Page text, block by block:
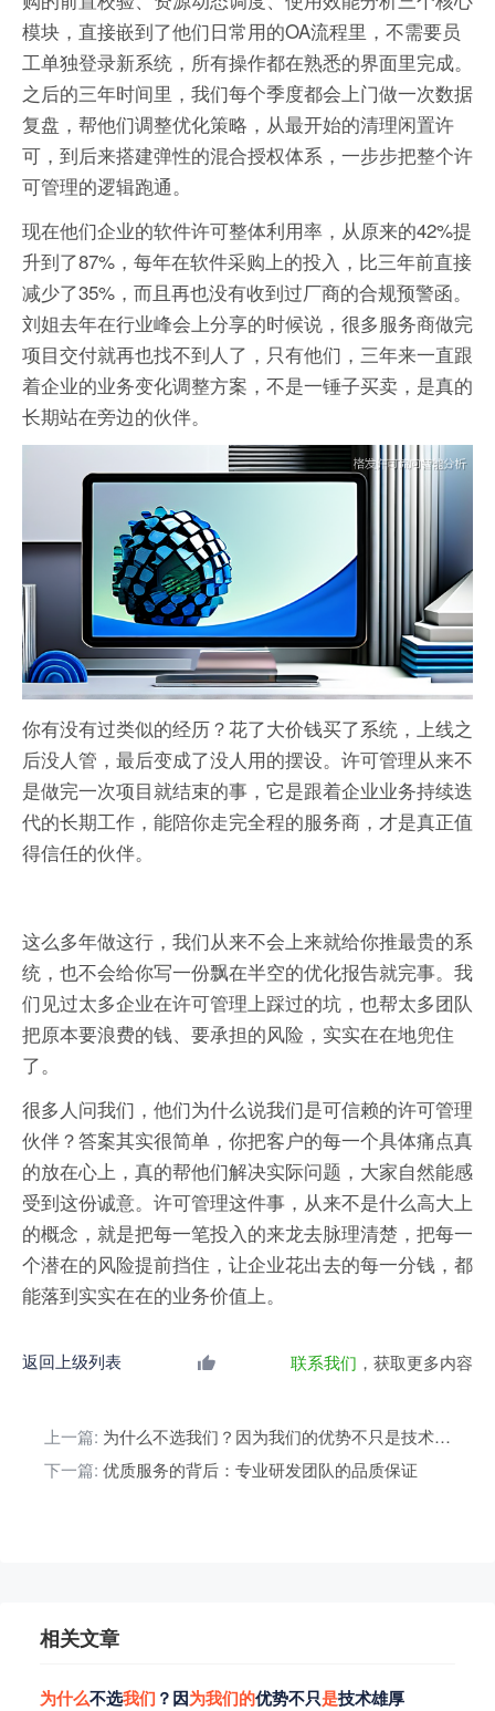
模块，直接嵌到了他们日常用的OA流程里，不需要员
工单独登录新系统，所有操作都在熟悉的界面里完成。
之后的三年时间里，我们每个季度都会上门做一次数据
复盘，帮他们调整优化策略，从最开始的清理闲置许
可，到后来搭建弹性的混合授权体系，一步步把整个许
可管理的逻辑跑通。
现在他们企业的软件许可整体利用率，从原来的42%提
升到了87%，每年在软件采购上的投入，比三年前直接
减少了35%，而且再也没有收到过厂商的合规预警函。
刘姐去年在行业峰会上分享的时候说，很多服务商做完
项目交付就再也找不到人了，只有他们，三年来一直跟
着企业的业务变化调整方案，不是一锤子买卖，是真的
长期站在旁边的伙伴。
你有没有过类似的经历？花了大价钱买了系统，上线之
后没人管，最后变成了没人用的摆设。许可管理从来不
是做完一次项目就结束的事，它是跟着企业业务持续迭
代的长期工作，能陪你走完全程的服务商，才是真正值
得信任的伙伴。
这么多年做这行，我们从来不会上来就给你推最贵的系
统，也不会给你写一份飘在半空的优化报告就完事。我
们见过太多企业在许可管理上踩过的坑，也帮太多团队
把原本要浪费的钱、要承担的风险，实实在在地兜住
了。
很多人问我们，他们为什么说我们是可信赖的许可管理
伙伴？答案其实很简单，你把客户的每一个具体痛点真
的放在心上，真的帮他们解决实际问题，大家自然能感
受到这份诚意。许可管理这件事，从来不是什么高大上
的概念，就是把每一笔投入的来龙去脉理清楚，把每一
个潜在的风险提前挡住，让企业花出去的每一分钱，都
能落到实实在在的业务价值上。
返回上级列表 联系我们 ，获取更多内容
上一篇:
为什么不选我们？因为我们的优势不只是技术雄厚
下一篇: 优质服务的背后：专业研发团队的品质保证
相关文章
为什么不选我们 ？因为我们的优势不只是技术雄厚